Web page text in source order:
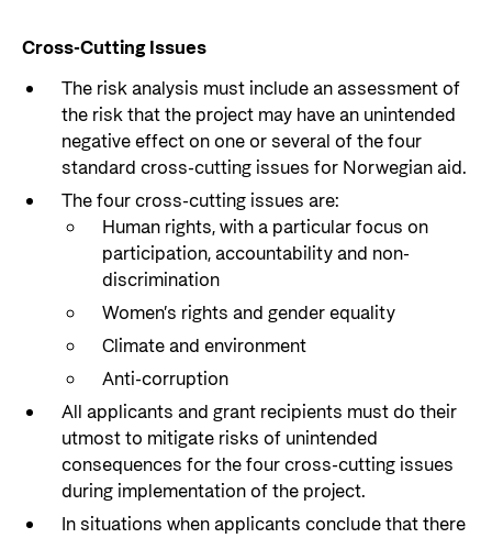
Cross-Cutting Issues
The risk analysis must include an assessment of
the risk that the project may have an unintended
negative effect on one or several of the four
standard cross-cutting issues for Norwegian aid.
The four cross-cutting issues are:
Human rights, with a particular focus on
participation, accountability and non-
discrimination
Women’s rights and gender equality
Climate and environment
Anti-corruption
All applicants and grant recipients must do their
utmost to mitigate risks of unintended
consequences for the four cross-cutting issues
during implementation of the project.
In situations when applicants conclude that there